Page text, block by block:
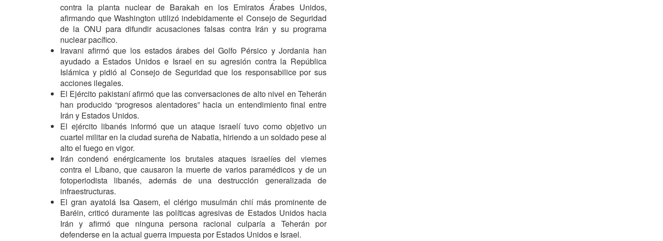
contra la planta nuclear de Barakah en los Emiratos Árabes Unidos,
afirmando que Washington utilizó indebidamente el Consejo de Seguridad
de la ONU para difundir acusaciones falsas contra Irán y su programa
nuclear pacífico.
Iravani afirmó que los estados árabes del Golfo Pérsico y Jordania han
ayudado a Estados Unidos e Israel en su agresión contra la República
Islámica y pidió al Consejo de Seguridad que los responsabilice por sus
acciones ilegales.
El Ejército pakistaní afirmó que las conversaciones de alto nivel en Teherán
han producido “progresos alentadores” hacia un entendimiento final entre
Irán y Estados Unidos.
El ejército libanés informó que un ataque israelí tuvo como objetivo un
cuartel militar en la ciudad sureña de Nabatia, hiriendo a un soldado pese al
alto el fuego en vigor.
Irán condenó enérgicamente los brutales ataques israelíes del viernes
contra el Líbano, que causaron la muerte de varios paramédicos y de un
fotoperiodista libanés, además de una destrucción generalizada de
infraestructuras.
El gran ayatolá Isa Qasem, el clérigo musulmán chií más prominente de
Baréin, criticó duramente las políticas agresivas de Estados Unidos hacia
Irán y afirmó que ninguna persona racional culparía a Teherán por
defenderse en la actual guerra impuesta por Estados Unidos e Israel.